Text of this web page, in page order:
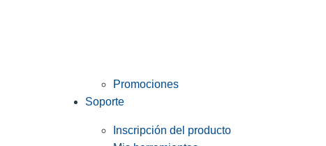
Promociones
Soporte
Inscripción del producto